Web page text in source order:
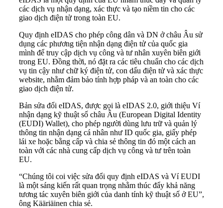
các dịch vụ nhận dạng, xác thực và tạo niềm tin cho các
giao dịch điện tử trong toàn EU.
Quy định eIDAS cho phép công dân và DN ở châu Âu sử
dụng các phương tiện nhận dạng điện tử của quốc gia
mình để truy cập dịch vụ công và tư nhân xuyên biên giới
trong EU. Đồng thời, nó đặt ra các tiêu chuẩn cho các dịch
vụ tin cậy như chữ ký điện tử, con dấu điện tử và xác thực
website, nhằm đảm bảo tính hợp pháp và an toàn cho các
giao dịch điện tử.
Bản sửa đổi eIDAS, được gọi là eIDAS 2.0, giới thiệu Ví
nhận dạng kỹ thuật số châu Âu (European Digital Identity
(EUDI) Wallet), cho phép người dùng lưu trữ và quản lý
thông tin nhận dạng cá nhân như ID quốc gia, giấy phép
lái xe hoặc bằng cấp và chia sẻ thông tin đó một cách an
toàn với các nhà cung cấp dịch vụ công và tư trên toàn
EU.
“Chúng tôi coi việc sửa đổi quy định eIDAS và Ví EUDI
là một sáng kiến rất quan trọng nhằm thúc đẩy khả năng
tương tác xuyên biên giới của danh tính kỹ thuật số ở EU”,
ông Kääriäinen chia sẻ.